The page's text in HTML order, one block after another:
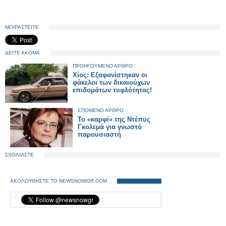
ΜΟΙΡΑΣΤΕΙΤΕ
ΔΕΙΤΕ ΑΚΟΜΑ
ΠΡΟΗΓΟΥΜΕΝΟ ΑΡΘΡΟ
Χίος: Εξαφανίστηκαν οι
φάκελοι των δικαιούχων
επιδομάτων τυφλότητας!
ΕΠΟΜΕΝΟ ΑΡΘΡΟ
To «καρφί» της Ντέπυς
Γκολεμά για γνωστό
παρουσιαστή
ΣΧΟΛΙΑΣΤΕ
ΑΚΟΛΟΥΘΗΣΤΕ ΤΟ NEWSNOWGR.COM